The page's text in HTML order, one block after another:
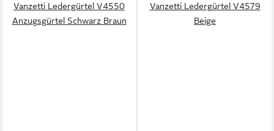
Vanzetti Ledergürtel V4550
Anzugsgürtel Schwarz Braun
Vanzetti Ledergürtel V4579
Beige